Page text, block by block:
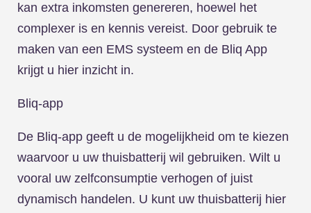
kan extra inkomsten genereren, hoewel het
complexer is en kennis vereist. Door gebruik te
maken van een EMS systeem en de Bliq App
krijgt u hier inzicht in.
Bliq-app
De Bliq-app geeft u de mogelijkheid om te kiezen
waarvoor u uw thuisbatterij wil gebruiken. Wilt u
vooral uw zelfconsumptie verhogen of juist
dynamisch handelen. U kunt uw thuisbatterij hier